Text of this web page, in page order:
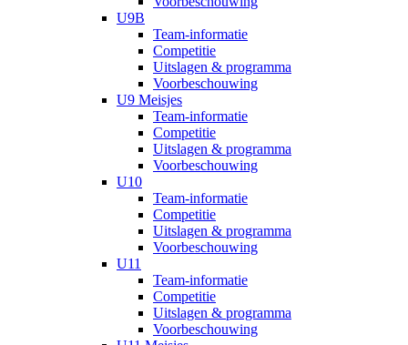
U9B
Team-informatie
Competitie
Uitslagen & programma
Voorbeschouwing
U9 Meisjes
Team-informatie
Competitie
Uitslagen & programma
Voorbeschouwing
U10
Team-informatie
Competitie
Uitslagen & programma
Voorbeschouwing
U11
Team-informatie
Competitie
Uitslagen & programma
Voorbeschouwing